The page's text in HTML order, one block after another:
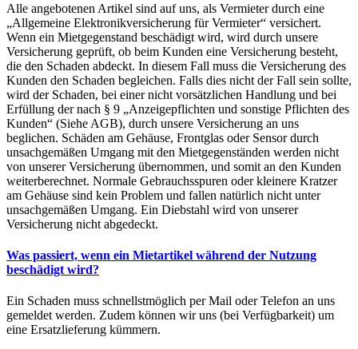
Alle angebotenen Artikel sind auf uns, als Vermieter durch eine
„Allgemeine Elektronikversicherung für Vermieter“ versichert.
Wenn ein Mietgegenstand beschädigt wird, wird durch unsere
Versicherung geprüft, ob beim Kunden eine Versicherung besteht,
die den Schaden abdeckt. In diesem Fall muss die Versicherung des
Kunden den Schaden begleichen. Falls dies nicht der Fall sein sollte,
wird der Schaden, bei einer nicht vorsätzlichen Handlung und bei
Erfüllung der nach § 9 „Anzeigepflichten und sonstige Pflichten des
Kunden“ (Siehe AGB), durch unsere Versicherung an uns
beglichen. Schäden am Gehäuse, Frontglas oder Sensor durch
unsachgemäßen Umgang mit den Mietgegenständen werden nicht
von unserer Versicherung übernommen, und somit an den Kunden
weiterberechnet. Normale Gebrauchsspuren oder kleinere Kratzer
am Gehäuse sind kein Problem und fallen natürlich nicht unter
unsachgemäßen Umgang. Ein Diebstahl wird von unserer
Versicherung nicht abgedeckt.
Was passiert, wenn ein Mietartikel während der Nutzung
beschädigt wird?
Ein Schaden muss schnellstmöglich per Mail oder Telefon an uns
gemeldet werden. Zudem können wir uns (bei Verfügbarkeit) um
eine Ersatzlieferung kümmern.